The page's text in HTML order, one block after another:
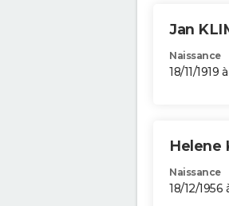
Jan
Naissance
18/11/1919
Helene
Naissance
18/12/1956